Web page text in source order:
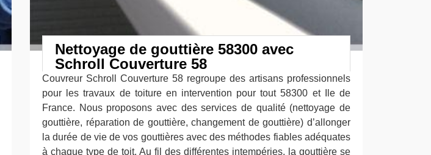
Nettoyage de gouttière 58300 avec
Schroll Couverture 58
Couvreur Schroll Couverture 58 regroupe des artisans professionnels
pour les travaux de toiture en intervention pour tout 58300 et Ile de
France. Nous proposons avec des services de qualité (nettoyage de
gouttière, réparation de gouttière, changement de gouttière) d’allonger
la durée de vie de vos gouttières avec des méthodes fiables adéquates
à chaque type de toit. Au fil des différentes intempéries, la gouttière se